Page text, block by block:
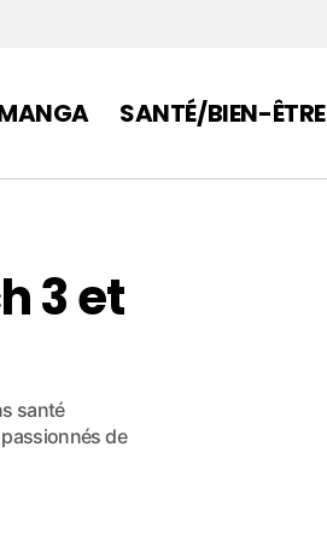
SANTÉ/BIEN-ÊTRE
3 et
santé
de